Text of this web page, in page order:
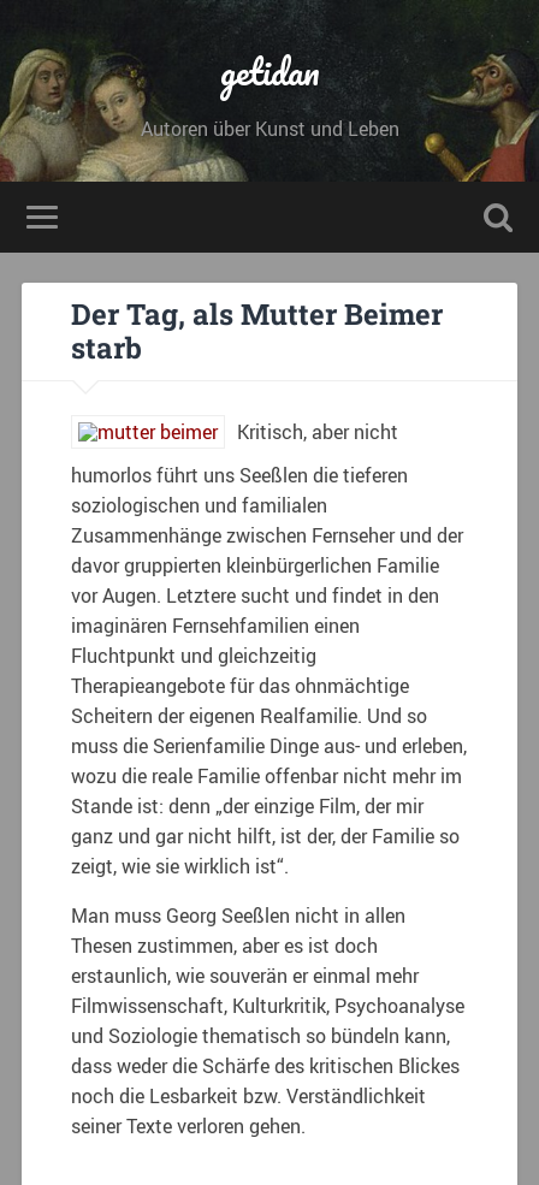
getidan
Autoren über Kunst und Leben
Der Tag, als Mutter Beimer
starb
Kritisch, aber nicht
humorlos führt uns Seeßlen die tieferen
soziologischen und familialen
Zusammenhänge zwischen Fernseher und der
davor gruppierten kleinbürgerlichen Familie
vor Augen. Letztere sucht und findet in den
imaginären Fernsehfamilien einen
Fluchtpunkt und gleichzeitig
Therapieangebote für das ohnmächtige
Scheitern der eigenen Realfamilie. Und so
muss die Serienfamilie Dinge aus- und erleben,
wozu die reale Familie offenbar nicht mehr im
Stande ist: denn „der einzige Film, der mir
ganz und gar nicht hilft, ist der, der Familie so
zeigt, wie sie wirklich ist“.
Man muss Georg Seeßlen nicht in allen
Thesen zustimmen, aber es ist doch
erstaunlich, wie souverän er einmal mehr
Filmwissenschaft, Kulturkritik, Psychoanalyse
und Soziologie thematisch so bündeln kann,
dass weder die Schärfe des kritischen Blickes
noch die Lesbarkeit bzw. Verständlichkeit
seiner Texte verloren gehen.